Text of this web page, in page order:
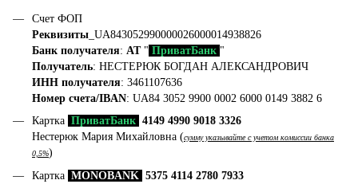
Счет ФОП
Реквизиты _UA843052990000026000014938826
Банк получателя: АТ" ПриватБанк "
Получатель: НЕСТЕРЮК БОГДАН АЛЕКСАНДРОВИЧ
ИНН получателя: 3461107636
Номер счета/IBAN: UA84 3052 9900 0002 6000 0149 3882 6
Картка ПриватБанк 4149 4990 9018 3326
Нестерюк Мария Михайловна (сумму указывайте с учетом комиссии банка
0,5%)
Картка MONOBANK 5375 4114 2780 7933